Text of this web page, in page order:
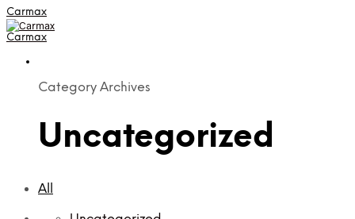
Carmax
Carmax
Category Archives
Uncategorized
All